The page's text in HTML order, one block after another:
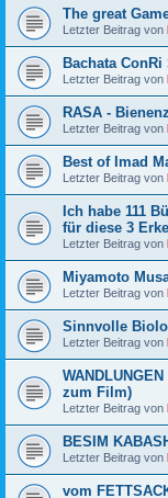
The great
Letzter Beitrag von
Bachata
Letzter Beitrag von
RASA -
Letzter Beitrag von
Best of Imad
Letzter Beitrag von
Ich habe 111
für diese 3
Letzter Beitrag von
Miyamoto
Letzter Beitrag von
Sinnvolle
Letzter Beitrag von
zum Film)
Letzter Beitrag von
BESIM
Letzter Beitrag von
vom